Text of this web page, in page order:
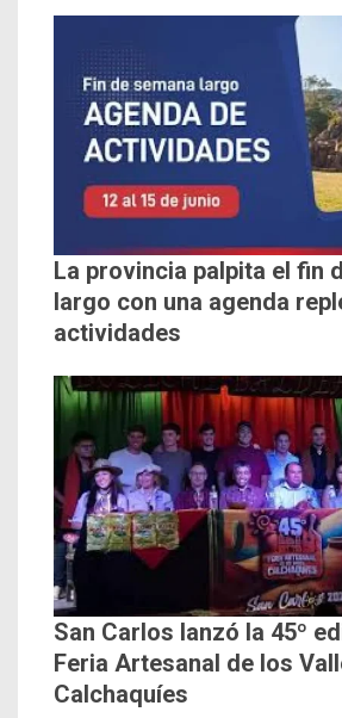
La provincia palpita el fin
largo con una agenda
actividades
San Carlos lanzó la 45º
Feria Artesanal de los
Calchaquíes